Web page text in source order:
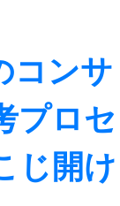
コンサ
プロセ
じ開け